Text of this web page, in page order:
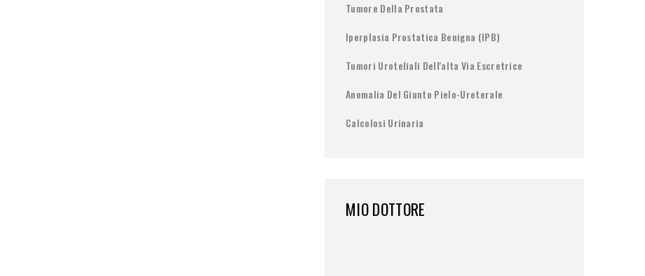
Tumore Della Prostata
Iperplasia Prostatica Benigna (IPB)
Tumori Uroteliali Dell'alta Via Escretrice
Anomalia Del Giunto Pielo-Ureterale
Calcolosi Urinaria
MIO DOTTORE